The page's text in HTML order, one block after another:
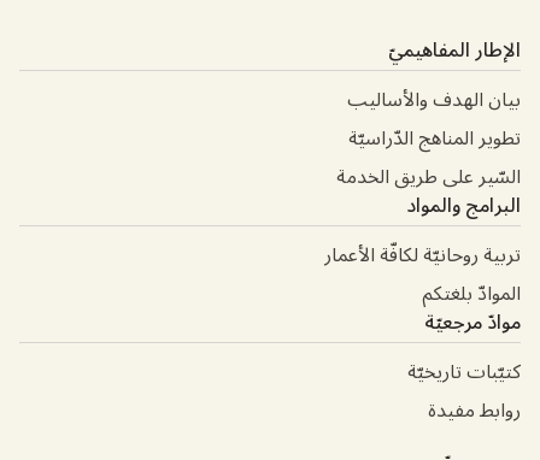
الإطار المفاهيميّ
بيان الهدف والأساليب
تطوير المناهج الدّراسيّة
السّير على طريق الخدمة
البرامج والمواد
تربية روحانيّة لكافّة الأعمار
الموادّ بلغتكم
موادّ مرجعيّة
كتيّبات تاريخيّة
روابط مفيدة